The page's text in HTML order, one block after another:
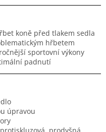
koně před tlakem sedla
hřbetem
sportovní výkony
padnutí
úpravou